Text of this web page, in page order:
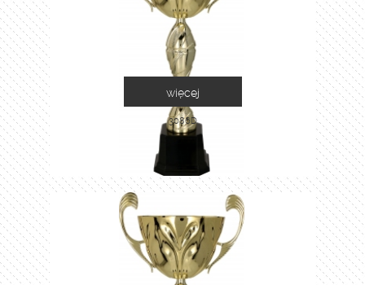
3086D
więcej